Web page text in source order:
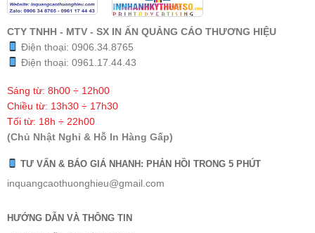
CTY TNHH - MTV - SX IN ẤN QUẢNG CÁO THƯƠNG HIỆU
Điện thoại: 0906.34.8765
Điện thoại: 0961.17.44.43
Sáng từ: 8h00 ÷ 12h00
Chiều từ: 13h30 ÷ 17h30
Tối từ: 18h ÷ 22h00
(Chủ Nhật Nghỉ & Hỗ In Hàng Gấp)
TƯ VẤN & BÁO GIÁ NHANH: PHẢN HỒI TRONG 5 PHÚT
inquangcaothuonghieu@gmail.com
HƯỚNG DẪN VÀ THÔNG TIN